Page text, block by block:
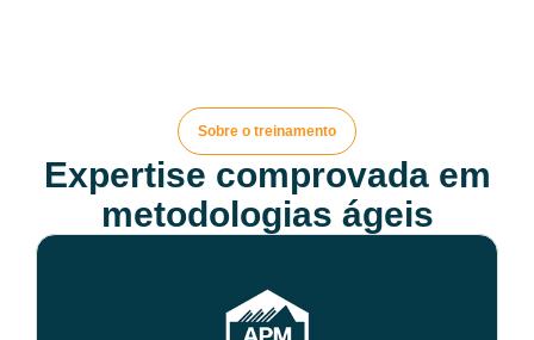
Sobre o treinamento
Expertise comprovada em
metodologias ágeis